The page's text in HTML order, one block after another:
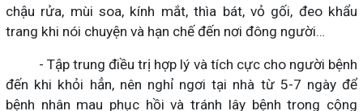
chậu rửa, mùi soa, kính mắt, thìa bát, vỏ gối, đeo khẩu
trang khi nói chuyện và hạn chế đến nơi đông người…
- Tập trung điều trị hợp lý và tích cực cho người bệnh
đến khi khỏi hẳn, nên nghỉ ngơi tại nhà từ 5-7 ngày để
bệnh nhân mau phục hồi và tránh lây bệnh trong cộng